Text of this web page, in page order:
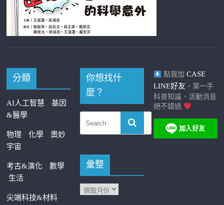
分類
AI人工智慧
基因
&醫學
物理 化學
奧妙
宇宙
考古&演化
數學
生活
尖端科技&材料
你想找什
麼？
彙整
點我加 CASE
LINE好友 ，第一手
科普知識、活動消息
絕不錯過